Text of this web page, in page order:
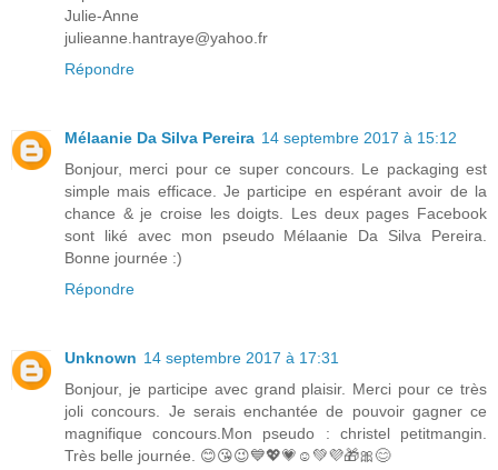
Julie-Anne
julieanne.hantraye@yahoo.fr
Répondre
Mélaanie Da Silva Pereira 14 septembre 2017 à 15:12
Bonjour, merci pour ce super concours. Le packaging est
simple mais efficace. Je participe en espérant avoir de la
chance & je croise les doigts. Les deux pages Facebook
sont liké avec mon pseudo Mélaanie Da Silva Pereira.
Bonne journée :)
Répondre
Unknown 14 septembre 2017 à 17:31
Bonjour, je participe avec grand plaisir. Merci pour ce très
joli concours. Je serais enchantée de pouvoir gagner ce
magnifique concours.Mon pseudo : christel petitmangin.
Très belle journée. 😊😘😉💙💖💗☺💚💜🎁🎀😊